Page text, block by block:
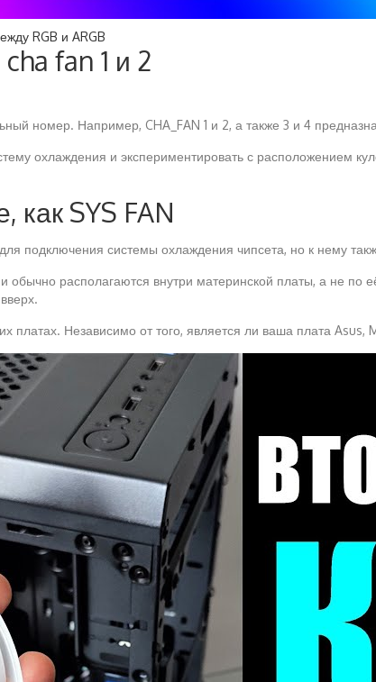
RGB и ARGB
fan 1 и 2
номер. Например, CHA_FAN 1 и 2, а также 3 и 4
охлаждения и экспериментировать с расположением
как SYS FAN
подключения системы охлаждения чипсета, но к нему
обычно располагаются внутри материнской платы, а не
Независимо от того, является ли ваша плата Asus,